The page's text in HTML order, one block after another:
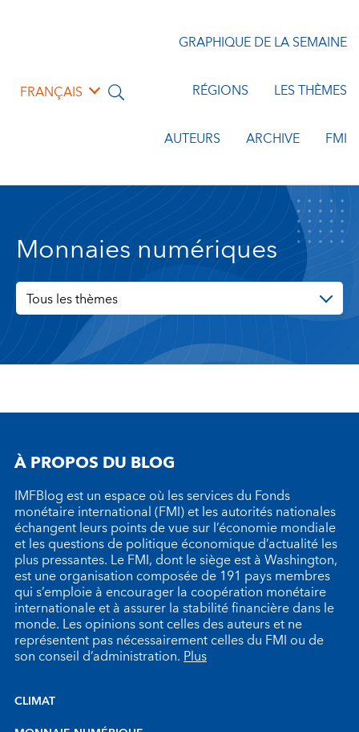
FRANÇAIS
GRAPHIQUE DE LA SEMAINE
RÉGIONS LES THÈMES
AUTEURS ARCHIVE FMI
Monnaies numériques
Tous les thèmes
À PROPOS DU BLOG
IMFBlog est un espace où les services du Fonds
monétaire international (FMI) et les autorités nationales
échangent leurs points de vue sur l’économie mondiale
et les questions de politique économique d’actualité les
plus pressantes. Le FMI, dont le siège est à Washington,
est une organisation composée de 191 pays membres
qui s’emploie à encourager la coopération monétaire
internationale et à assurer la stabilité financière dans le
monde. Les opinions sont celles des auteurs et ne
représentent pas nécessairement celles du FMI ou de
son conseil d’administration.Plus
CLIMAT